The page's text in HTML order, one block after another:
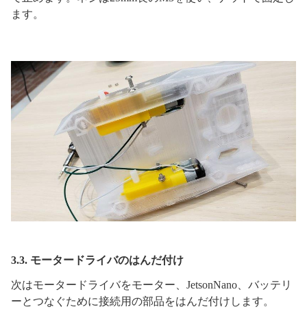
ます。
3.3. モータードライバのはんだ付け
次はモータードライバをモーター、JetsonNano、バッテリ
ーとつなぐために接続用の部品をはんだ付けします。